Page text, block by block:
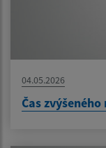
04.05.2026
Čas